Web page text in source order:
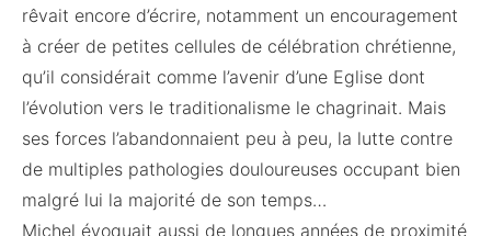
rêvait encore d’écrire, notamment un encouragement
à créer de petites cellules de célébration chrétienne,
qu’il considérait comme l’avenir d’une Eglise dont
l’évolution vers le traditionalisme le chagrinait. Mais
ses forces l’abandonnaient peu à peu, la lutte contre
de multiples pathologies douloureuses occupant bien
malgré lui la majorité de son temps…
Michel évoquait aussi de longues années de proximité